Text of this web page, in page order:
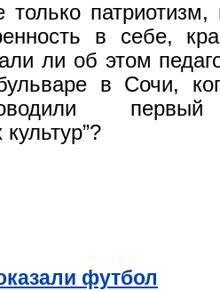
только
в себе,
ли об этом
в Сочи,
первый
футбол